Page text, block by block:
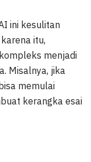
ini kesulitan
itu,
menjadi
Misalnya, jika
memulai
kerangka esai